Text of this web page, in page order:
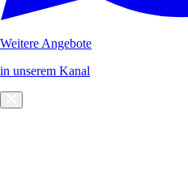
Weitere Angebote
in unserem Kanal